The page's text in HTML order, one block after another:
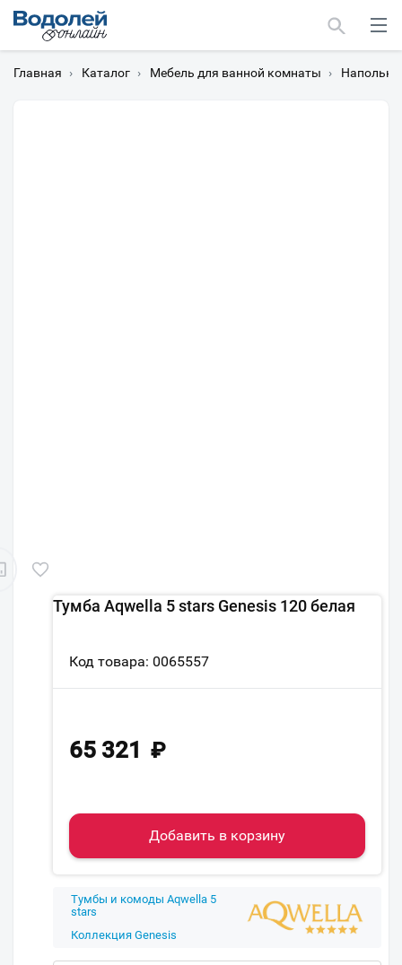
Главная › Каталог › Мебель для ванной комнаты ›
Тумба Aqwella 5 stars Genesis 120 белая
Код товара: 0065557
65 321 ₽
Добавить в корзину
Тумбы и комоды Aqwella 5
stars
Коллекция Genesis